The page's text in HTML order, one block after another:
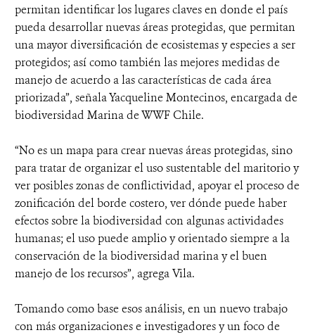
permitan identificar los lugares claves en donde el país
pueda desarrollar nuevas áreas protegidas, que permitan
una mayor diversificación de ecosistemas y especies a ser
protegidos; así como también las mejores medidas de
manejo de acuerdo a las características de cada área
priorizada”, señala Yacqueline Montecinos, encargada de
biodiversidad Marina de WWF Chile.
“No es un mapa para crear nuevas áreas protegidas, sino
para tratar de organizar el uso sustentable del maritorio y
ver posibles zonas de conflictividad, apoyar el proceso de
zonificación del borde costero, ver dónde puede haber
efectos sobre la biodiversidad con algunas actividades
humanas; el uso puede amplio y orientado siempre a la
conservación de la biodiversidad marina y el buen
manejo de los recursos”, agrega Vila.
Tomando como base esos análisis, en un nuevo trabajo
con más organizaciones e investigadores y un foco de